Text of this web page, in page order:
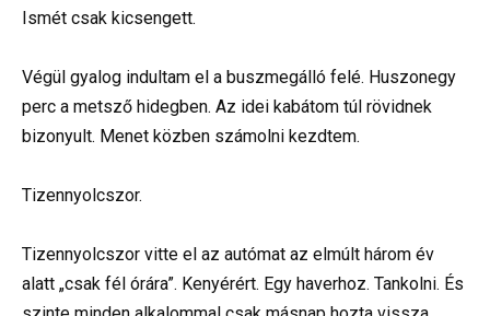
Ismét csak kicsengett.
Végül gyalog indultam el a buszmegálló felé. Huszonegy
perc a metsző hidegben. Az idei kabátom túl rövidnek
bizonyult. Menet közben számolni kezdtem.
Tizennyolcszor.
Tizennyolcszor vitte el az autómat az elmúlt három év
alatt „csak fél órára”. Kenyérért. Egy haverhoz. Tankolni. És